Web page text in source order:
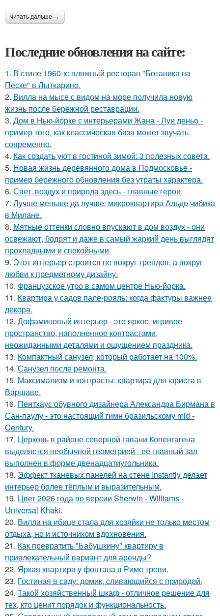
читать дальше →
Последние обновления на сайте:
1. В стиле 1960-х: пляжный ресторан "Ботаника на
Песке" в Лыткарино.
2. Вилла на мысе с видом на море получила новую
жизнь после бережной реставрации.
3. Дом в Нью-йорке с интерьерами Жана - Луи деньо -
пример того, как классическая база может звучать
современно.
4. Как создать уют в гостиной зимой: 3 полезных совета.
5. Новая жизнь деревянного дома в Подмосковье -
пример бережного обновления без утраты характера.
6. Свет, воздух и природа здесь - главные герои.
7. Лучше меньше да лучше: микроквартира Альдо чибика
в Милане.
8. Мятные оттенки словно впускают в дом воздух - они
освежают, бодрят и даже в самый жаркий день выглядят
прохладными и спокойными.
9. Этот интерьер строится не вокруг трендов, а вокруг
любви к предметному дизайну.
10. Французское утро в самом центре Нью-йорка.
11. Квартира у садов пале-рояль: когда фактуры важнее
декора.
12. Дофаминовый интерьер - это яркое, игривое
пространство, наполненное контрастами,
неожиданными деталями и ощущением праздника.
13. Компактный санузел, который работает на 100%.
14. Санузел после ремонта.
15. Максимализм и контрасты: квартира для юриста в
Варшаве.
16. Пентхаус обувного дизайнера Александра Бирмана в
Сан-паулу - это настоящий гимн бразильскому mid -
Century.
17. Церковь в районе северной гавани Копенгагена
выделяется необычной геометрией - её главный зал
выполнен в форме двенадцатиугольника.
18. Эффект тканевых панелей на стене Instantly делает
интерьер более тёплым и выразительным.
19. Цвет 2026 года по версии Sherwin - Williams -
Universal Khaki.
20. Вилла на ибице стала для хозяйки не только местом
отдыха, но и источником вдохновения.
21. Как превратить "Бабушкину" квартиру в
привлекательный вариант для аренды?
22. Яркая квартира у фонтана в Риме треви.
23. Гостиная в саду: домик, сливающийся с природой.
24. Такой хозяйственный шкаф - отличное решение для
тех, кто ценит порядок и функциональность.